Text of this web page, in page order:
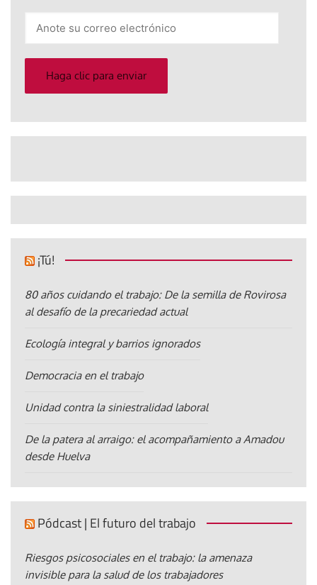
electrónico
Haga clic para enviar
¡Tú!
80 años cuidando el trabajo: De la semilla de Rovirosa
al desafío de la precariedad actual
Ecología integral y barrios ignorados
Democracia en el trabajo
Unidad contra la siniestralidad laboral
De la patera al arraigo: el acompañamiento a Amadou
desde Huelva
Pódcast | El futuro del trabajo
Riesgos psicosociales en el trabajo: la amenaza
invisible para la salud de los trabajadores